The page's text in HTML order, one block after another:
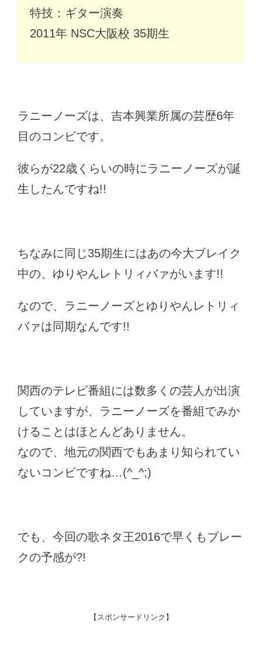
特技：ギター演奏
2011年 NSC大阪校 35期生
ラニーノーズは、吉本興業所属の芸歴6年
目のコンビです。
彼らが22歳くらいの時にラニーノーズが誕
生したんですね!!
ちなみに同じ35期生にはあの今大ブレイク
中の、ゆりやんレトリィバァがいます!!
なので、ラニーノーズとゆりやんレトリィ
バァは同期なんです!!
関西のテレビ番組には数多くの芸人が出演
していますが、ラニーノーズを番組でみか
けることはほとんどありません。
なので、地元の関西でもあまり知られてい
ないコンビですね…(^_^;)
でも、今回の歌ネタ王2016で早くもブレー
クの予感が?!
【スポンサードリンク】